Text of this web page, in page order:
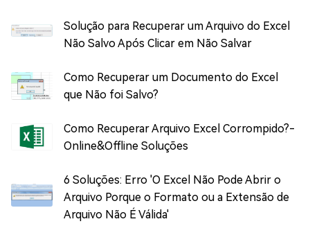
Solução para Recuperar um Arquivo do Excel
Não Salvo Após Clicar em Não Salvar
Como Recuperar um Documento do Excel
que Não foi Salvo?
Como Recuperar Arquivo Excel Corrompido?-
Online&Offline Soluções
6 Soluções: Erro 'O Excel Não Pode Abrir o
Arquivo Porque o Formato ou a Extensão de
Arquivo Não É Válida'